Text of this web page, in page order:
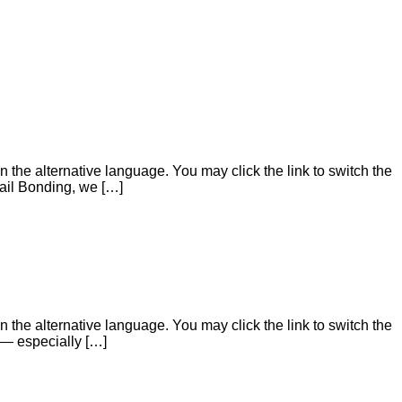
alternative language. You may click the link to switch the
Bonding, we […]
alternative language. You may click the link to switch the
— especially […]